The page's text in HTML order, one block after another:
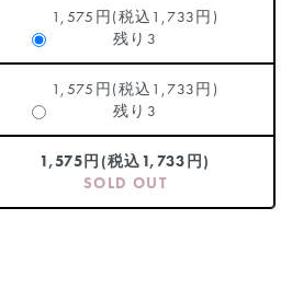
1,575円(税込1,733円)
残り3
1,575円(税込1,733円)
残り3
1,575円(税込1,733円)
SOLD OUT